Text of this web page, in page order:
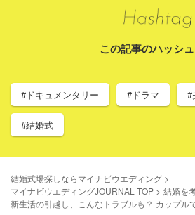
この記事のハッシ
#ドキュメンタリー #ドラマ #
#結婚式
結婚式場探しならマイナビウエディング
マイナビウエディングJOURNAL TOP
結婚を
新生活の引越し、こんなトラブルも？ カップル